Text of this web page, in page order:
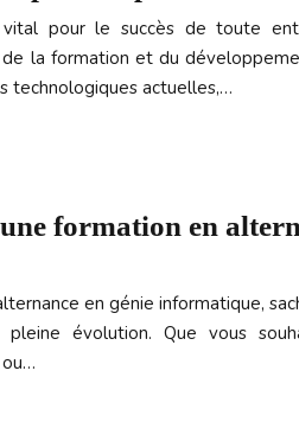
pour le succès de toute
la formation et du
technologiques actuelles,…
formation en
en génie informatique,
évolution. Que vous